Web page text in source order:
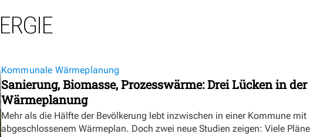
Kommunale Wärmeplanung
Sanierung, Biomasse, Prozesswärme: Drei Lücken in der
Wärmeplanung
Mehr als die Hälfte der Bevölkerung lebt inzwischen in einer Kommune mit
abgeschlossenem Wärmeplan. Doch zwei neue Studien zeigen: Viele Pläne